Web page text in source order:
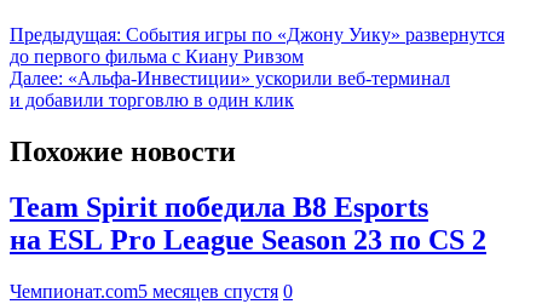
Предыдущая: События игры по «Джону Уику» развернутся
до первого фильма с Киану Ривзом
Далее: «Альфа-Инвестиции» ускорили веб-терминал
и добавили торговлю в один клик
Похожие новости
Team Spirit победила B8 Esports
на ESL Pro League Season 23 по CS 2
Чемпионат.com5 месяцев спустя 0